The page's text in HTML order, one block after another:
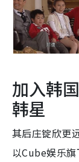
加入韩
韩星
其后庄锭欣更
以Cube娱乐